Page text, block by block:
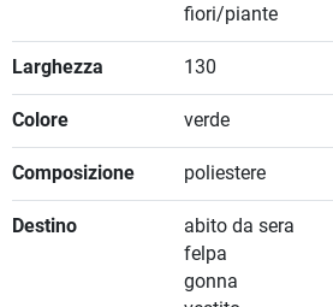
fiori/piante
Larghezza 130
Colore verde
Composizione poliestere
Destino
abito da sera
felpa
gonna